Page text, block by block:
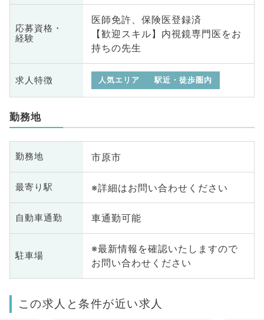
応募資格・
経験
医師免許、保険医登録済
【歓迎スキル】内視鏡専門医をお
持ちの先生
求人特徴 人気エリア 駅近・徒歩圏内
勤務地
勤務地 市原市
最寄り駅 ※詳細はお問い合わせください
自動車通勤 車通勤可能
駐車場
※最新情報を確認いたしますので
お問い合わせください
この求人と条件が近い求人